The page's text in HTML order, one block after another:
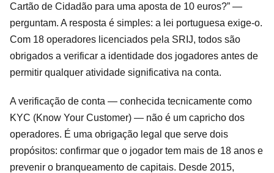
Cartão de Cidadão para uma aposta de 10 euros?” —
perguntam. A resposta é simples: a lei portuguesa exige-o.
Com 18 operadores licenciados pela SRIJ, todos são
obrigados a verificar a identidade dos jogadores antes de
permitir qualquer atividade significativa na conta.
A verificação de conta — conhecida tecnicamente como
KYC (Know Your Customer) — não é um capricho dos
operadores. É uma obrigação legal que serve dois
propósitos: confirmar que o jogador tem mais de 18 anos e
prevenir o branqueamento de capitais. Desde 2015,